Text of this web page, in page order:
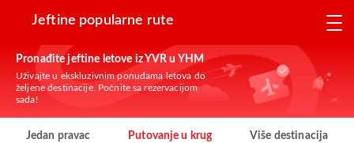
Jeftine popularne rute
Pronađite jeftine letove iz YVR u YHM
Uživajte u ekskluzivnim ponudama letova do
željene destinacije. Počnite sa rezervacijom
sada!
Jedan pravac Putovanje u krug Više destinacija